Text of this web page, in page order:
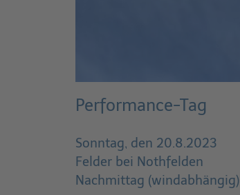
Performance-Tag
Sonntag, den 20.8.2023
Felder bei Nothfelden
Nachmittag (windabhängig)